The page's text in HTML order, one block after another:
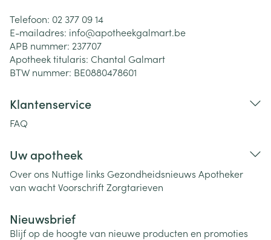
Telefoon: 02 377 09 14
E-mailadres: info@apotheekgalmart.be
APB nummer: 237707
Apotheek titularis: Chantal Galmart
BTW nummer: BE0880478601
Klantenservice
FAQ
Uw apotheek
Over ons Nuttige links Gezondheidsnieuws Apotheker
van wachtVoorschriftZorgtarieven
Nieuwsbrief
Blijf op de hoogte van nieuwe producten en promoties